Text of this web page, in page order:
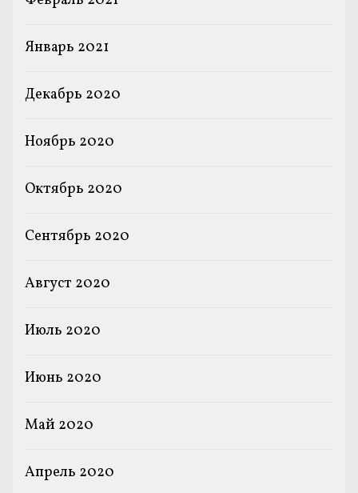
Январь 2021
Декабрь 2020
Ноябрь 2020
Октябрь 2020
Сентябрь 2020
Август 2020
Июль 2020
Июнь 2020
Май 2020
Апрель 2020